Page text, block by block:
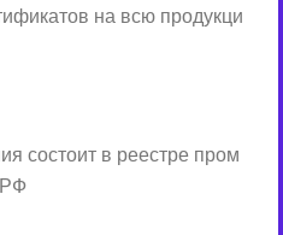
на всю продукци
состоит в реестре пром